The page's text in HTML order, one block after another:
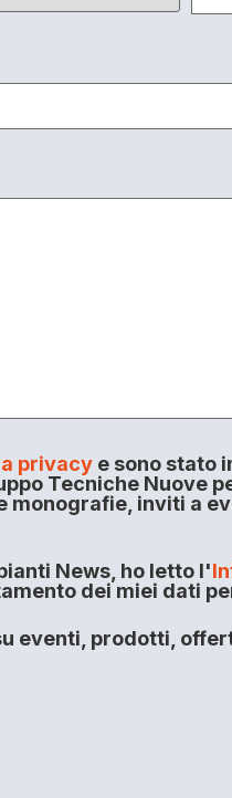
privacye sono stato
Tecniche Nuove
monografie, inviti a
News, ho letto l'
dei miei dati
eventi, prodotti,